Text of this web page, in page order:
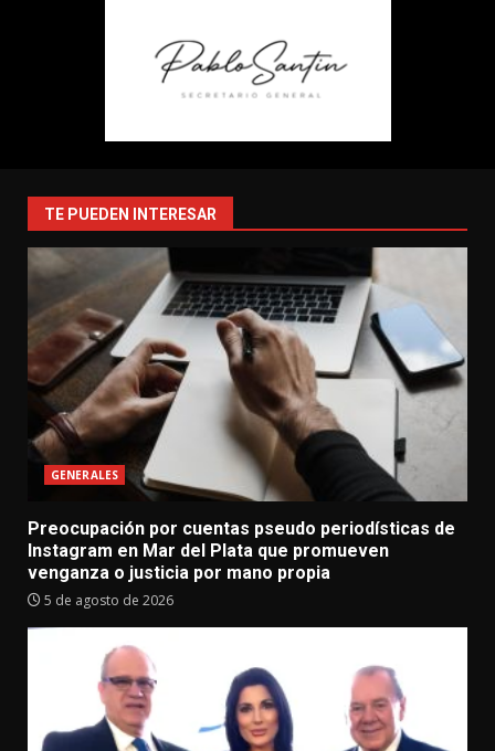
TE PUEDEN INTERESAR
GENERALES
Preocupación por cuentas pseudo periodísticas de
Instagram en Mar del Plata que promueven
venganza o justicia por mano propia
5 de agosto de 2026